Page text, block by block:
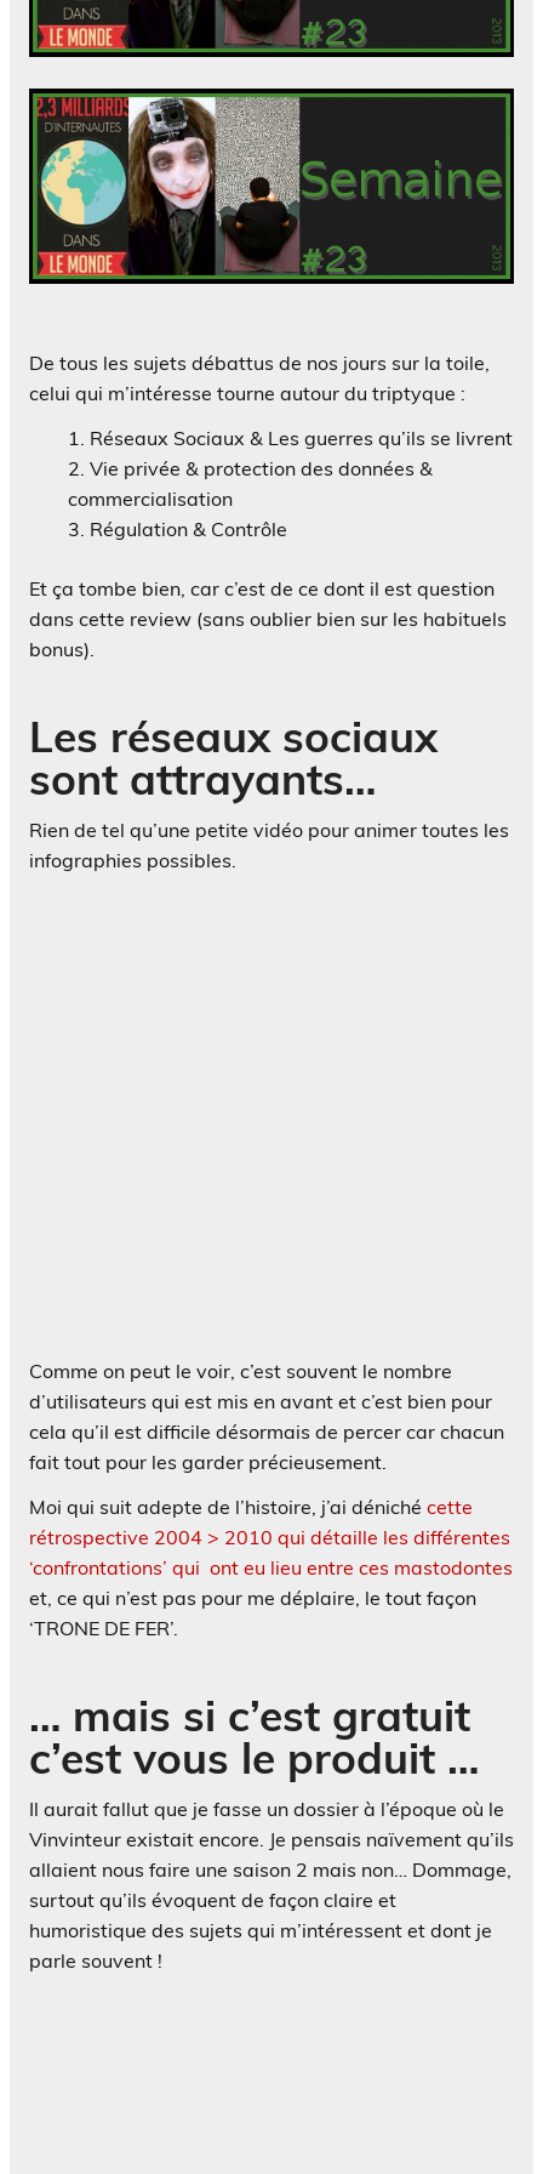
De tous les sujets débattus de nos jours sur la toile,
celui qui m’intéresse tourne autour du triptyque :
Réseaux Sociaux & Les guerres qu’ils se livrent
Vie privée & protection des données &
commercialisation
Régulation & Contrôle
Et ça tombe bien, car c’est de ce dont il est question
dans cette review (sans oublier bien sur les habituels
bonus).
Les réseaux sociaux
sont attrayants…
Rien de tel qu’une petite vidéo pour animer toutes les
infographies possibles.
Comme on peut le voir, c’est souvent le nombre
d’utilisateurs qui est mis en avant et c’est bien pour
cela qu’il est difficile désormais de percer car chacun
fait tout pour les garder précieusement.
Moi qui suit adepte de l’histoire, j’ai déniché cette
rétrospective 2004 > 2010 qui détaille les différentes
‘confrontations’ qui ont eu lieu entre ces mastodontes
et, ce qui n’est pas pour me déplaire, le tout façon
‘TRONE DE FER’.
… mais si c’est gratuit
c’est vous le produit …
Il aurait fallut que je fasse un dossier à l’époque où le
Vinvinteur existait encore. Je pensais naïvement qu’ils
allaient nous faire une saison 2 mais non… Dommage,
surtout qu’ils évoquent de façon claire et
humoristique des sujets qui m’intéressent et dont je
parle souvent !